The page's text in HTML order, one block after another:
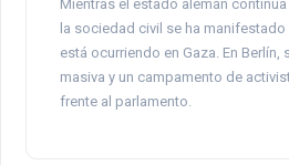
Mientras el estado alemán continúa
la sociedad civil se ha
está ocurriendo en Gaza. En Berlín,
masiva y un campamento de
frente al parlamento.